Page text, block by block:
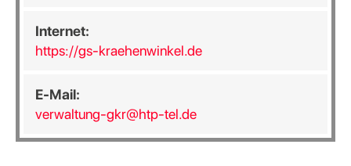
Internet:
https://gs-kraehenwinkel.de
E-Mail:
verwaltung-gkr@htp-tel.de